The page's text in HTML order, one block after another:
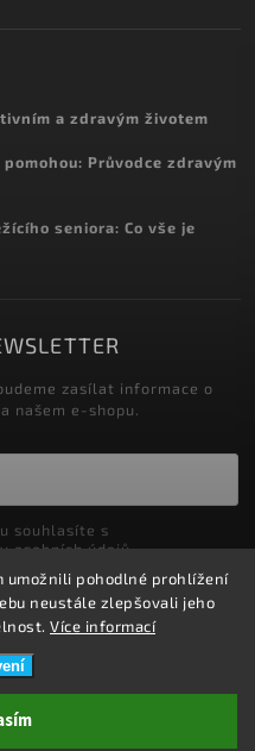
umožnili pohodlné prohlížení
neustále zlepšovali jeho
Více informací
a zdravým životem
Průvodce zdravým
seniora: Co vše je
zasílat informace o
našem e-shopu.
osobních údajů
se
DRDLOVÁ